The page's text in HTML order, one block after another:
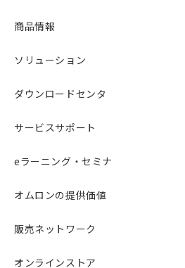
商品情報
ソリューション
ダウンロードセンタ
サービスサポート
eラーニング・セミナ
オムロンの提供価値
販売ネットワーク
オンラインストア